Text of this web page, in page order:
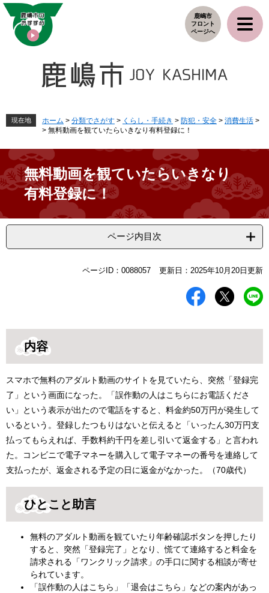
ペ
メ
鹿嶋市
フロント
ページへ
現在地 ホーム > 分類でさがす > くらし・手続き > 防犯・安全 > 消費生活 >
> 無料動画を観ていたらいきなり有料登録に！
無料動画を観ていたらいきなり
有料登録に！
ページ内目次
ページID：0088057 更新日：2025年10月20日更新
内容
スマホで無料のアダルト動画のサイトを見ていたら、突然「登録完
了」という画面になった。「誤作動の人はこちらにお電話くださ
い」という表示が出たので電話をすると、料金約50万円が発生して
いるという。登録したつもりはないと伝えると「いったん30万円支
払ってもらえれば、手数料約千円を差し引いて返金する」と言われ
た。コンビニで電子マネーを購入して電子マネーの番号を連絡して
支払ったが、返金される予定の日に返金がなかった。（70歳代）
ひとこと助言
無料のアダルト動画を観ていたり年齢確認ボタンを押したり
すると、突然「登録完了」となり、慌てて連絡すると料金を
請求される「ワンクリック請求」の手口に関する相談が寄せ
られています。
「誤作動の人はこちら」「退会はこちら」などの案内があっ